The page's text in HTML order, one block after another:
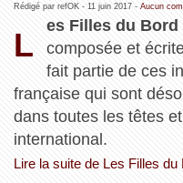
Rédigé par refOK - 11 juin 2017- Aucun
L
es Filles du Bord
composée et
fait partie de ces
française qui sont
dans toutes les têtes
international.
Lire la suite de Les Filles